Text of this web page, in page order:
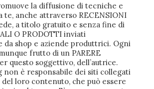
la diffusione di tecniche e
te, anche attraverso RECENSIONI
a titolo gratuito e senza fine di
O PRODOTTI inviati
da shop e aziende produttrici. Ogni
frutto di un PARERE
questo soggettivo, dell’autrice.
non è responsabile dei siti collegati
loro contenuto, che può essere